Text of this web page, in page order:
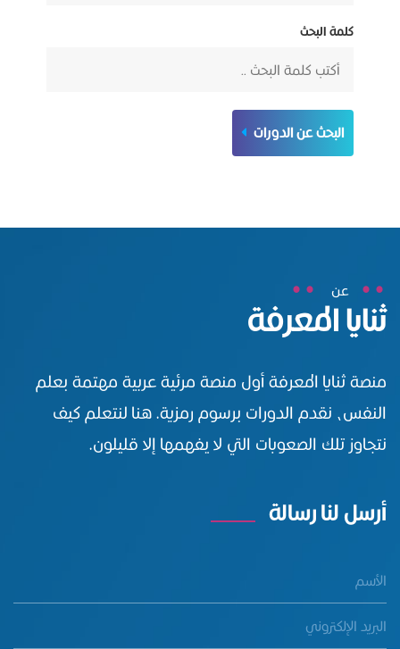
كلمة البحث
البحث عن الدورات
عن
ثنايا المعرفة
منصة ثنايا المعرفة أول منصة مرئية عربية مهتمة بعلم
النفس، نقدم الدورات برسوم رمزية. هنا لنتعلم كيف
نتجاوز تلك الصعوبات التي لا يفهمها إلا قليلون.
أرسل لنا رسالة